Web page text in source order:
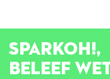
SPARKOH!,
BELEEF